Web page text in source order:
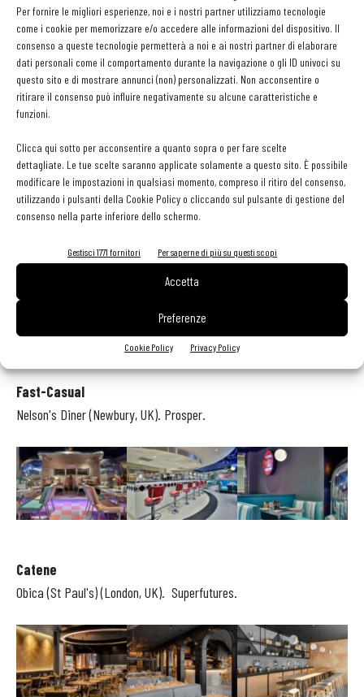
Per fornire le migliori esperienze, noi e i nostri partner utilizziamo tecnologie
come i cookie per memorizzare e/o accedere alle informazioni del dispositivo. Il
consenso a queste tecnologie permetterà a noi e ai nostri partner di elaborare
dati personali come il comportamento durante la navigazione o gli ID univoci su
questo sito e di mostrare annunci (non) personalizzati. Non acconsentire o
ritirare il consenso può influire negativamente su alcune caratteristiche e
funzioni.
Clicca qui sotto per acconsentire a quanto sopra o per fare scelte
dettagliate. Le tue scelte saranno applicate solamente a questo sito. È possibile
modificare le impostazioni in qualsiasi momento, compreso il ritiro del consenso,
utilizzando i pulsanti della Cookie Policy o cliccando sul pulsante di gestione del
consenso nella parte inferiore dello schermo.
Gestisci 1771 fornitori Per saperne di più su questi scopi
Accetta
Preferenze
Cookie Policy Privacy Policy
Ristoranti in hotel
Eneko (London, UK). Casson Mann.
Ristoranti in altri spazi
Fast-Casual
Nelson's Diner (Newbury, UK). Prosper.
Catene
Obica (St Paul's) (London, UK). Superfutures.